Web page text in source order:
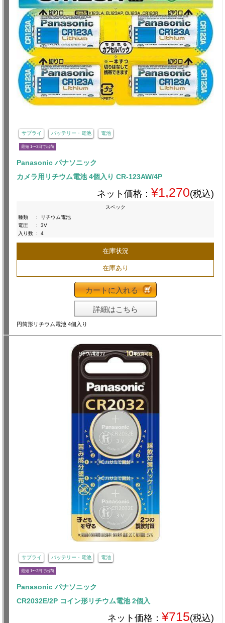
サプライ バッテリー・電池 電池
最短 1〜3日で出荷
Panasonic パナソニック
カメラ用リチウム電池 4個入り CR-123AW/4P
ネット価格： ¥1,270(税込)
スペック
種類
:
リチウム電池
電圧
:
3V
入り数 : 4
在庫状況
在庫あり
カートに入れる
詳細はこちら
円筒形リチウム電池 4個入り
サプライ バッテリー・電池 電池
最短 1〜3日で出荷
Panasonic パナソニック
CR2032E/2P コイン形リチウム電池 2個入
ネット価格： ¥715(税込)